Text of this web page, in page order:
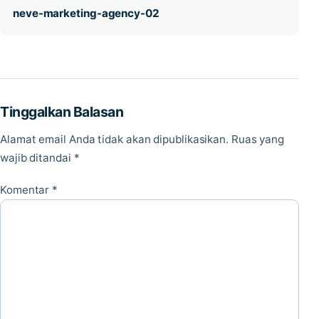
neve-marketing-agency-02
Tinggalkan Balasan
Alamat email Anda tidak akan dipublikasikan. Ruas yang
wajib ditandai *
Komentar *